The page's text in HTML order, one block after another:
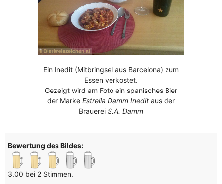
Ein Inedit (Mitbringsel aus Barcelona) zum
Essen verkostet.
Gezeigt wird am Foto ein spanisches Bier
der Marke Estrella Damm Ineditaus der
Brauerei S.A. Damm
Bewertung des Bildes:
3.00 bei 2 Stimmen.